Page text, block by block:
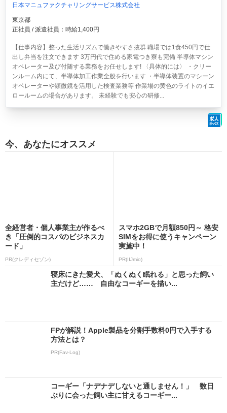
日本マニュファクチャリングサービス株式会社
東京都
正社員 / 派遣社員：時給1,400円
【仕事内容】整った生活リズムで働きやすさ抜群 職場では1食450円で仕
出し弁当を注文できます 3万円代で住める家電つき寮も完備 半導体マシン
オペレーター及び付随する業務をお任せします! 〈具体的には〉 ・クリー
ンルーム内にて、半導体加工作業全般を行います ・半導体装置のマシーン
オペレーターや顕微鏡を活用した検査業務等 作業場の黄色のライトのイエ
ロールームの場合があります。 未経験でも安心の研修...
今、あなたにオススメ
全経営者・個人事業主が作るべ
き「圧倒的コスパのビジネスカ
ード」
PR(クレディセゾン)
スマホ2GBで月額850円～ 格安
SIMをお得に使うキャンペーン
実施中！
PR(IIJmio)
寝床にきた愛犬、「ぬくぬく眠れる」と思った飼い
主だけど…… 自由なコーギーを描い...
FPが解説！Apple製品を分割手数料0円で入手する
方法とは？
PR(Fav-Log)
コーギー「ナデナデしないと通しません！」 数日
ぶりに会った飼い主に甘えるコーギー...